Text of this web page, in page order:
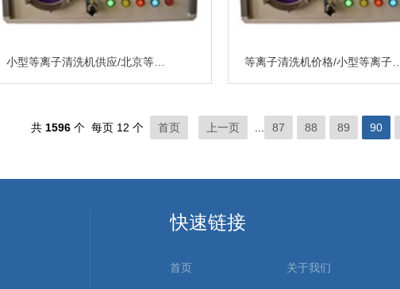
共 1596个 每页 12 个 首页 上一页 87 88 89 90
快速链接
首页 关于我们